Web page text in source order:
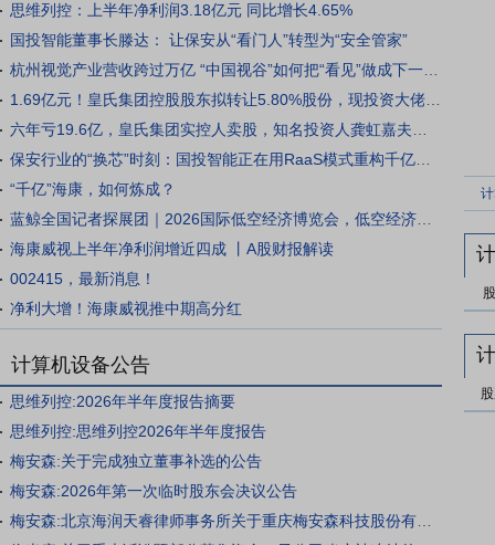
思维列控：上半年净利润3.18亿元 同比增长4.65%
国投智能董事长滕达： 让保安从“看门人”转型为“安全管家”
“千亿”海康，如何炼成？
海康威视上半年净利润增近四成 丨A股财报解读
002415，最新消息！
净利大增！海康威视推中期高分红
计算机设备公告
思维列控:2026年半年度报告摘要
思维列控:思维列控2026年半年度报告
梅安森:关于完成独立董事补选的公告
梅安森:2026年第一次临时股东会决议公告